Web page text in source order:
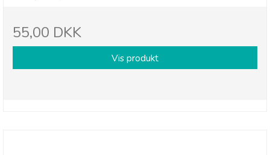
55,00 DKK
Vis produkt